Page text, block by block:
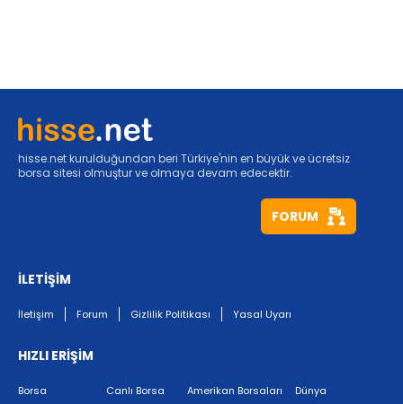
hisse.net kurulduğundan beri Türkiye'nin en büyük ve ücretsiz
borsa sitesi olmuştur ve olmaya devam edecektir.
FORUM
İLETİŞİM
İletişim Forum Gizlilik Politikası Yasal Uyarı
HIZLI ERİŞİM
Borsa
Canlı Borsa
Amerikan Borsaları
Dünya